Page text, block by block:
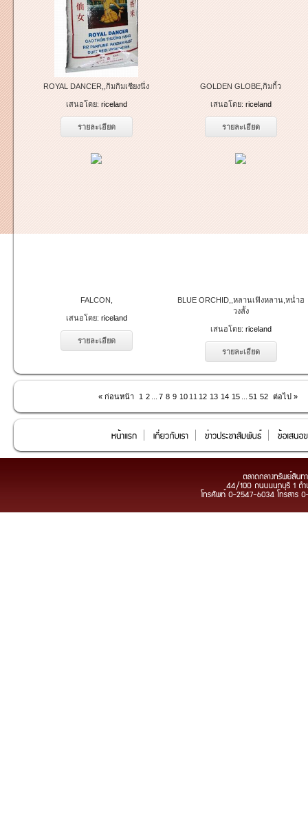
ROYAL DANCER,,กิมกิมเชียงนึ่ง
เสนอโดย: riceland
รายละเอียด
GOLDEN GLOBE,กิมกิ้ว
เสนอโดย: riceland
รายละเอียด
FALCON,
เสนอโดย: riceland
รายละเอียด
BLUE ORCHID,,หลานเฟิงหลาน,หน่ำฮ
วงลั้ง
เสนอโดย: riceland
รายละเอียด
« ก่อนหน้า 1 2 7 8 9 10 11 12 13 14 15 51 52 ต่อไป »